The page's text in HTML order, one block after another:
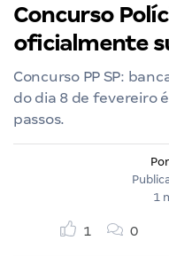
Concurso
oficialmente
Concurso PP SP:
do dia 8 de fevereiro
passos.
Por
1
1 0